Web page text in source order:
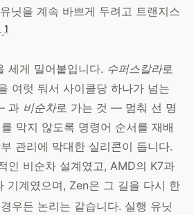
닛을 계속 바쁘게 두려고 트랜지스
1
세게 밀어붙입니다. 수퍼스칼라로
여럿 둬서 사이클당 하나가 넘는
과 비순차로 가는 것 — 멈춰 선 명
막지 않도록 명령어 순서를 재배
관리에 막대한 실리콘이 듭니다.
인 비순차 설계였고, AMD의 K7과
기계였으며, Zen은 그 길을 다시 한
우든 논리는 같습니다. 실행 유닛